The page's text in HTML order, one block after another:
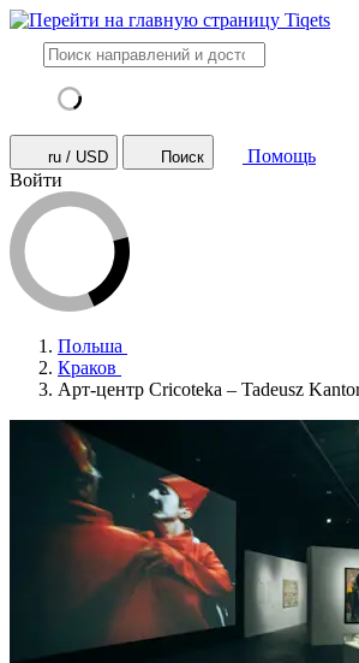
ru / USD Поиск
Помощь
Войти
Польша
Краков
Арт-центр Cricoteka – Tadeusz